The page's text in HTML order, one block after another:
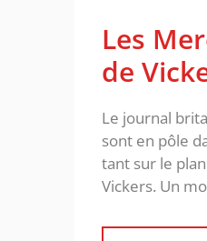
Les
de
Le journal
sont en pôle
tant sur le
Vickers. Un